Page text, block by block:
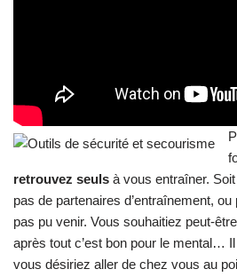
retrouvez seuls à vous entraîner.
pas de partenaires d’entraînement,
pas pu venir. Vous souhaitiez peut-
après tout c’est bon pour le mental…
vous désiriez aller de chez vous au